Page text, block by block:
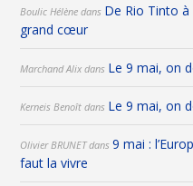
Boulic Hélène dans De Rio Tinto à
grand cœur
Marchand Alix dans Le 9 mai, on
Kerneis Benoît dans Le 9 mai, on
Olivier BRUNETdans9 mai :
faut la vivre